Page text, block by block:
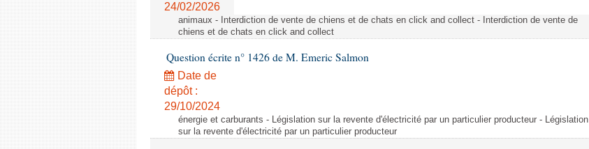
24/02/2026
animaux - Interdiction de vente de chiens et de chats en click and collect - Interdiction de vente de
chiens et de chats en click and collect
Question écrite n° 1426 de M. Emeric Salmon
Date de
dépôt :
29/10/2024
énergie et carburants - Législation sur la revente d'électricité par un particulier producteur - Législation
sur la revente d'électricité par un particulier producteur